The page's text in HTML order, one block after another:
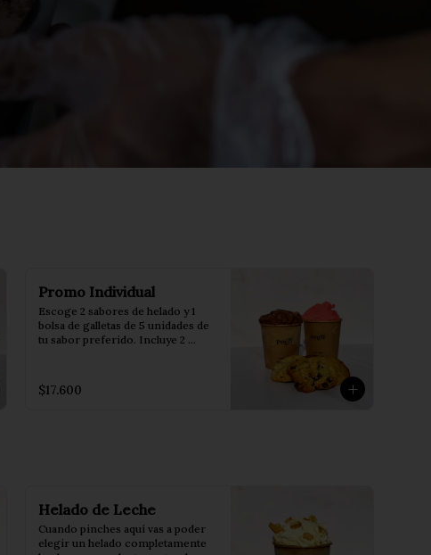
Promo Individual
Escoge 2 sabores de helado y 1
bolsa de galletas de 5 unidades de
tu sabor preferido. Incluye 2
$17.600
Helado de Leche
Cuando pinches aquí vas a poder
elegir un helado completamente